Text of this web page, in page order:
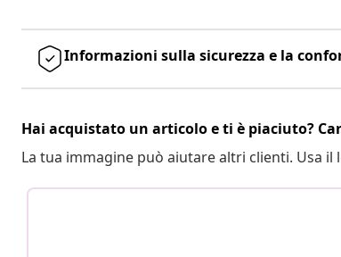
Informazioni sulla sicurezza e la
Hai acquistato un articolo e ti è piaciuto?
La tua immagine può aiutare altri clienti. Usa